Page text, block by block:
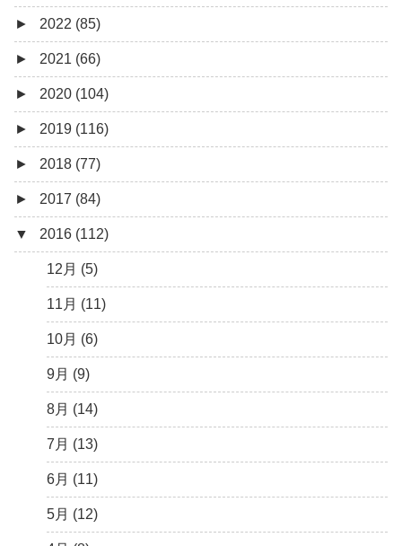
7月 (1)
5月 (2)
4月 (3)
3月 (1)
9月 (1)
8月 (1)
7月 (8)
6月 (5)
5月 (7)
4月 (9)
3月 (15)
2月 (6)
1月 (10)
► 2022 (85)
12月 (3)
10月 (1)
9月 (4)
8月 (5)
7月 (5)
6月 (8)
5月 (13)
4月 (12)
3月 (13)
2月 (14)
1月 (7)
► 2021 (66)
12月 (4)
11月 (8)
10月 (1)
8月 (2)
7月 (4)
6月 (6)
5月 (5)
4月 (10)
3月 (5)
2月 (11)
1月 (10)
► 2020 (104)
12月 (7)
11月 (10)
10月 (8)
9月 (5)
8月 (9)
7月 (8)
6月 (3)
5月 (10)
4月 (7)
3月 (8)
2月 (19)
1月 (10)
► 2019 (116)
12月 (9)
11月 (11)
10月 (9)
9月 (16)
8月 (9)
7月 (11)
6月 (5)
5月 (8)
4月 (12)
3月 (9)
2月 (8)
► 2018 (77)
12月 (6)
11月 (4)
10月 (8)
9月 (12)
8月 (4)
7月 (7)
6月 (7)
5月 (7)
4月 (6)
3月 (6)
► 2017 (84)
12月 (5)
11月 (3)
10月 (5)
9月 (1)
8月 (4)
7月 (6)
6月 (6)
5月 (7)
4月 (9)
▼ 2016 (112)
12月 (5)
11月 (11)
10月 (6)
9月 (9)
8月 (14)
7月 (13)
6月 (11)
5月 (12)